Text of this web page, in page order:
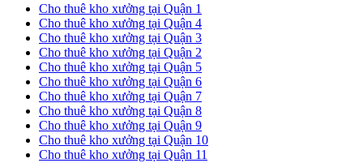
Cho thuê kho xưởng tại Quận 1
Cho thuê kho xưởng tại Quận 4
Cho thuê kho xưởng tại Quận 3
Cho thuê kho xưởng tại Quận 2
Cho thuê kho xưởng tại Quận 5
Cho thuê kho xưởng tại Quận 6
Cho thuê kho xưởng tại Quận 7
Cho thuê kho xưởng tại Quận 8
Cho thuê kho xưởng tại Quận 9
Cho thuê kho xưởng tại Quận 10
Cho thuê kho xưởng tại Quận 11